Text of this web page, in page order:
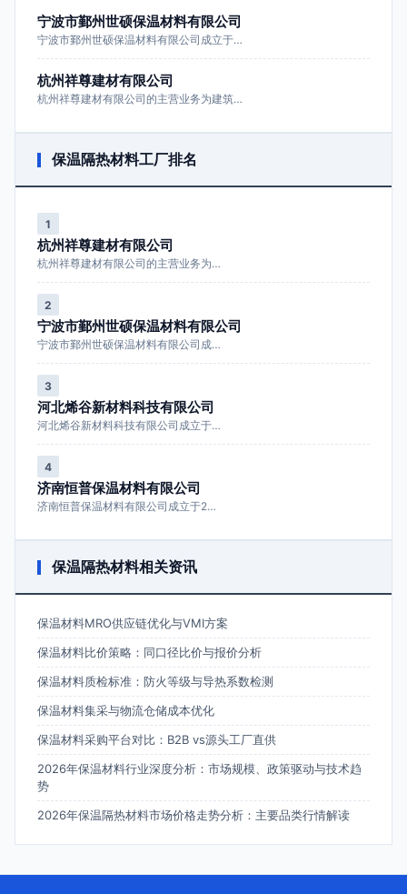
宁波市鄞州世硕保温材料有限公司
宁波市鄞州世硕保温材料有限公司成立于…
杭州祥尊建材有限公司
杭州祥尊建材有限公司的主营业务为建筑…
保温隔热材料工厂排名
1
杭州祥尊建材有限公司
杭州祥尊建材有限公司的主营业务为…
2
宁波市鄞州世硕保温材料有限公司
宁波市鄞州世硕保温材料有限公司成…
3
河北烯谷新材料科技有限公司
河北烯谷新材料科技有限公司成立于…
4
济南恒普保温材料有限公司
济南恒普保温材料有限公司成立于2…
保温隔热材料相关资讯
保温材料MRO供应链优化与VMI方案
保温材料比价策略：同口径比价与报价分析
保温材料质检标准：防火等级与导热系数检测
保温材料集采与物流仓储成本优化
保温材料采购平台对比：B2B vs源头工厂直供
2026年保温材料行业深度分析：市场规模、政策驱动与技术趋
势
2026年保温隔热材料市场价格走势分析：主要品类行情解读